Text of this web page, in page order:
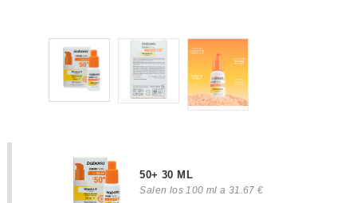
50+ 30 ML
Salen los 100 ml a 31.67 €